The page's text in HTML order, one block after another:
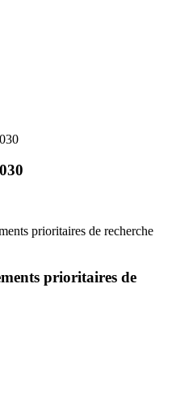
prioritaires de recherche
prioritaires de